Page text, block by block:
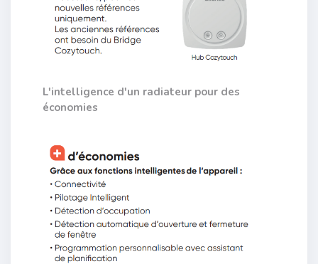
L'intelligence d'un radiateur pour des
économies